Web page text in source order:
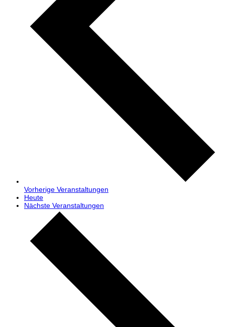
Vorherige Veranstaltungen
Heute
Nächste Veranstaltungen